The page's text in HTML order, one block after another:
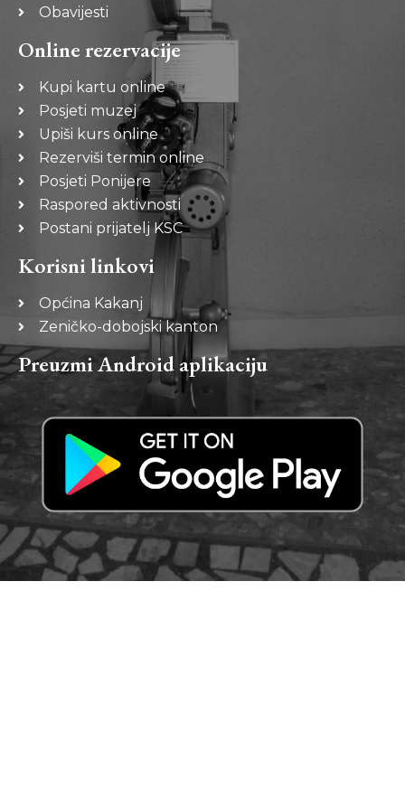
Obavijesti
Online rezervacije
Kupi kartu online
Posjeti muzej
Upiši kurs online
Rezerviši termin online
Posjeti Ponijere
Raspored aktivnosti
Postani prijatelj KSC
Korisni linkovi
Općina Kakanj
Zeničko-dobojski kanton
Preuzmi Android aplikaciju